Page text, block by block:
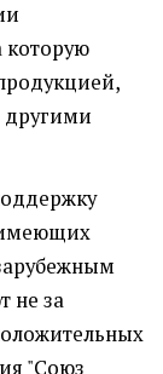
которую
другими
не за
"Союз